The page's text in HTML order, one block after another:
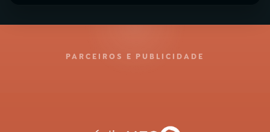
PARCEIROS E PUBLICIDADE